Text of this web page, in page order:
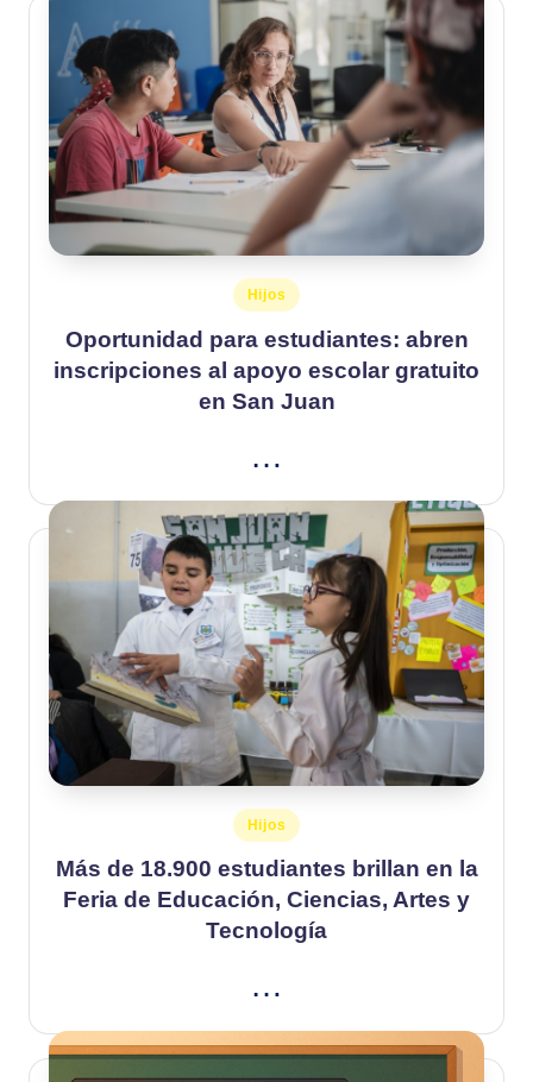
Publicado
en
Hijos
Oportunidad para estudiantes: abren
inscripciones al apoyo escolar gratuito
en San Juan
…
Publicado
en
Hijos
Más de 18.900 estudiantes brillan en la
Feria de Educación, Ciencias, Artes y
Tecnología
…